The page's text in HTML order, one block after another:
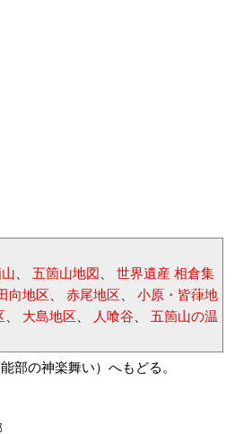
、 五箇山地図 、 世界遺産 相倉集
向地区 、 赤尾地区 、 小原・皆葎地
、 大島地区 、 人喰谷、 五箇山の温
部の神楽舞い）へもどる。